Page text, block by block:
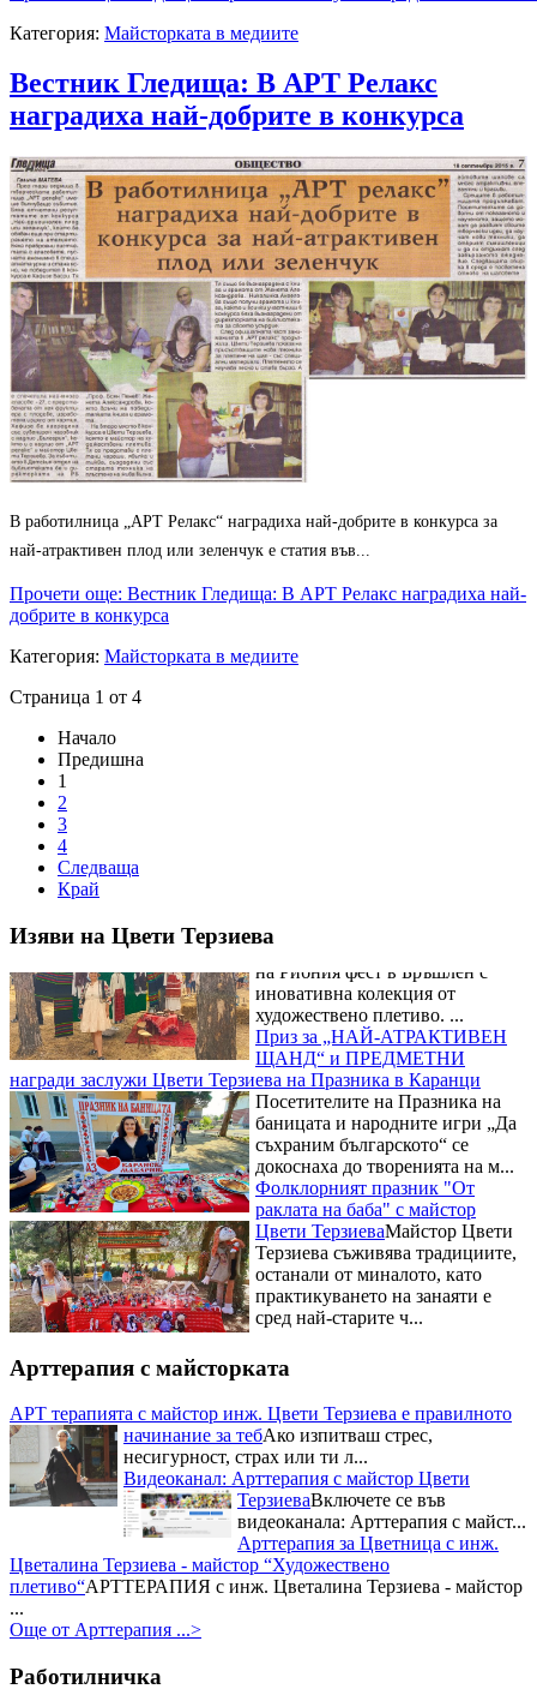
Категория: Майсторката в медиите
Вестник Гледища: В АРТ Релакс
наградиха най-добрите в конкурса
В работилница „АРТ Релакс“ наградиха най-добрите в конкурса за
най-атрактивен плод или зеленчук е статия във...
Прочети още: Вестник Гледища: В АРТ Релакс наградиха най-
добрите в конкурса
Категория: Майсторката в медиите
Страница 1 от 4
Начало
Предишна
1
2
3
4
Следваща
Край
Изяви на Цвети Терзиева
Бръшлен в сцена на художественото плетиво
иновативна колекция от
Приз за „НАЙ-АТРАКТИВЕН
ЩАНД“ и ПРЕДМЕТНИ
награди заслужи Цвети Терзиева на Празника в Каранци
Посетителите на Празника на
баницата и народните игри „Да
съхраним българското“ се
докоснаха до творенията на м...
Фолклорният празник "От
раклата на баба" с майстор
Цвети ТерзиеваМайстор Цвети
Терзиева съживява традициите,
останали от миналото, като
практикуването на занаяти е
сред най-старите ч...
Рибните изкушения на
Фестивала на рибената чорба на
майстор Цвети Терзиева
плетивата Цвети Терзиева е
всякакви вкусове и рецепти. Тя
бе н...
Националният събор на овцевъдите в България и майстор
Цвети ТерзиеваЗапомнящо се
преживявание с майстор Цвети
Терзиева за почитателите на
народния бит, творчество и
култура, осигуряващо...
Три отличия взе Цвети Терзиева
от Празника на захарната метла и маджуна
Арттерапия с майсторката
АРТ терапията с майстор инж. Цвети Терзиева е правилното
начинание за тебАко изпитваш стрес,
несигурност, страх или ти л...
Видеоканал: Арттерапия с майстор Цвети
ТерзиеваВключете се във
видеоканала: Арттерапия с майст...
Арттерапия за Цветница с инж.
Цветалина Терзиева - майстор “Художествено
плетиво“АРТТЕРАПИЯ с инж. Цветалина Терзиева - майстор
...
Още от Арттерапия ...>
Работилничка